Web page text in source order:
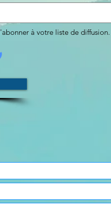
à votre liste de diffusion.